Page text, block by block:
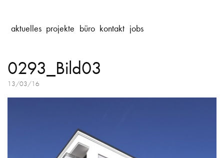
aktuelles projekte büro kontakt jobs
0293_Bild03
13/03/16